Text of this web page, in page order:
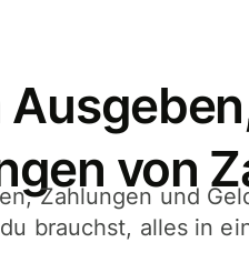
von
Zahlungen und
brauchst, alles in